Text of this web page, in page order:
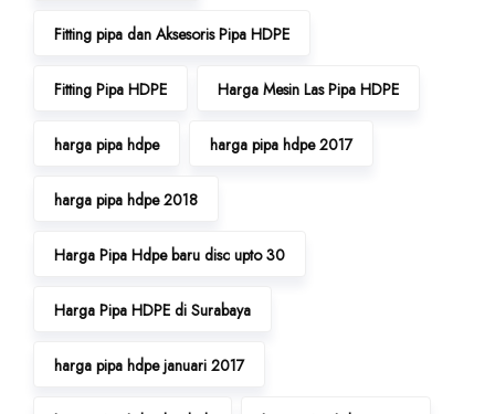
Fitting pipa dan Aksesoris Pipa HDPE
Fitting Pipa HDPE Harga Mesin Las Pipa HDPE
harga pipa hdpe harga pipa hdpe 2017
harga pipa hdpe 2018
Harga Pipa Hdpe baru disc upto 30
Harga Pipa HDPE di Surabaya
harga pipa hdpe januari 2017